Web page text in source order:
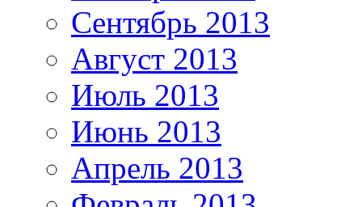
Сентябрь 2013
Август 2013
Июль 2013
Июнь 2013
Апрель 2013